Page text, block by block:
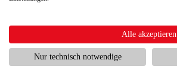
Scharfschützengewehr ab 18
Softair Pistolen
Softair Pistolen elektrisch ab 14
Softair Pistolen Federdruck ab 14
Softair Pistolen HPA Luftdruck ab 18
Alle akzeptieren
Nur technisch notwendige